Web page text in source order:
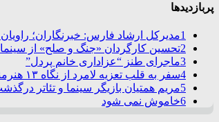
پربازدیدها
1مدیرکل ارشاد فارس: خبرنگاران؛
2تحسین کارگردان «جنگ و صلح» از
3ماجرای طنز “عزاداری خانم پردل”
4سفر به قلب تعزیه لامرد از نگاه ۱۳ هنرمند عکاس
5مریم همتیان بازیگر سینما و تئاتر
6خاموش نمی شود